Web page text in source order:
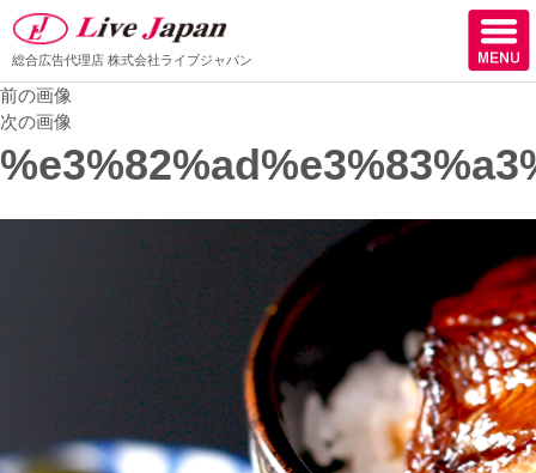
会社情報
取扱媒体
スタッフブログ
サロン様からの声
ケーススタディー
総合広告代理店 株式会社ライブジャパン
前の画像
次の画像